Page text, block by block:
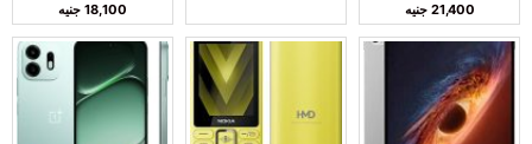
21,400 جنيه
ماكس
18,100 جنيه